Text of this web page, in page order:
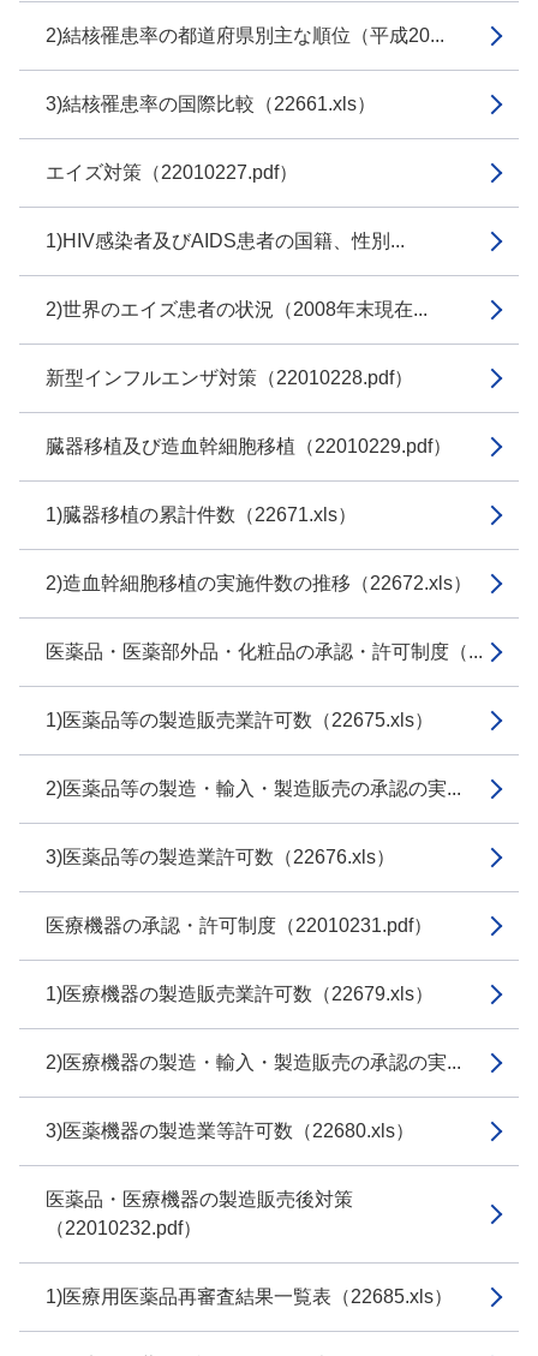
2)結核罹患率の都道府県別主な順位（平成20...
3)結核罹患率の国際比較（22661.xls）
エイズ対策（22010227.pdf）
1)HIV感染者及びAIDS患者の国籍、性別...
2)世界のエイズ患者の状況（2008年末現在...
新型インフルエンザ対策（22010228.pdf）
臓器移植及び造血幹細胞移植（22010229.pdf）
1)臓器移植の累計件数（22671.xls）
2)造血幹細胞移植の実施件数の推移（22672.xls）
医薬品・医薬部外品・化粧品の承認・許可制度（...
1)医薬品等の製造販売業許可数（22675.xls）
2)医薬品等の製造・輸入・製造販売の承認の実...
3)医薬品等の製造業許可数（22676.xls）
医療機器の承認・許可制度（22010231.pdf）
1)医療機器の製造販売業許可数（22679.xls）
2)医療機器の製造・輸入・製造販売の承認の実...
3)医薬機器の製造業等許可数（22680.xls）
医薬品・医療機器の製造販売後対策
（22010232.pdf）
1)医療用医薬品再審査結果一覧表（22685.xls）